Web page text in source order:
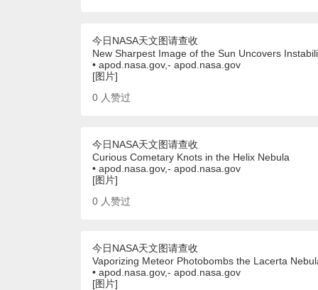
今日NASA天文图请查收
New Sharpest Image of the Sun Uncovers
• apod.nasa.gov,- apod.nasa.gov
[图片]
0 人赞过
今日NASA天文图请查收
Curious Cometary Knots in the Helix Nebula
• apod.nasa.gov,- apod.nasa.gov
[图片]
0 人赞过
今日NASA天文图请查收
Vaporizing Meteor Photobombs the Lacerta
• apod.nasa.gov,- apod.nasa.gov
[图片]